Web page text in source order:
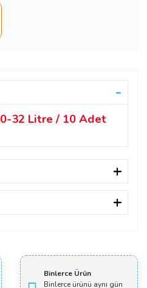
32 Litre / 10 Adet
siz yapın!
Binlerce Ürün
Binlerce ürünü aynı gün